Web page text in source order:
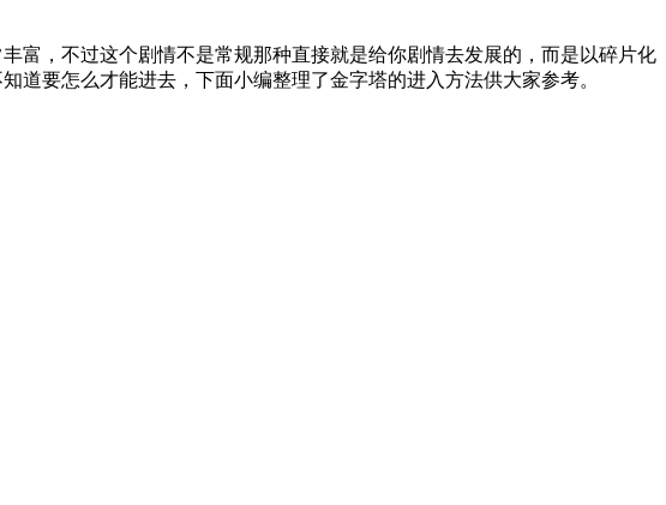
，不过这个剧情不是常规那种直接就是给你剧情去发展的，而是以碎片化
要怎么才能进去，下面小编整理了金字塔的进入方法供大家参考。